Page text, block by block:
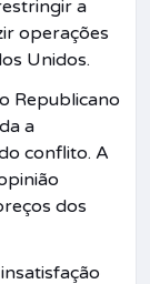
a
operações
Unidos.
Republicano
a
conflito. A
dos